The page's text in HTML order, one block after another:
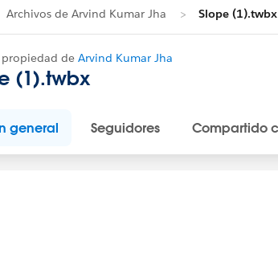
Archivos de Arvind Kumar Jha Slope (1).twbx
de Arvind Kumar Jha
(1).twbx
general Seguidores Compartido